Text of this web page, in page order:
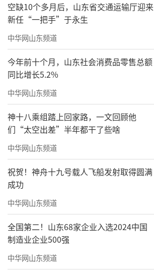
空缺10个多月后，山东省交通运输厅迎来
新任“一把手”于永生
中华网山东频道
今年前十个月，山东社会消费品零售总额
同比增长5.2%
中华网山东频道
神十八乘组踏上回家路，一文回顾他
们“太空出差”半年都干了些啥
中华网山东频道
祝贺！神舟十九号载人飞船发射取得圆满
成功
中华网山东频道
全国第二！山东68家企业入选2024中国
制造业企业500强
中华网山东频道